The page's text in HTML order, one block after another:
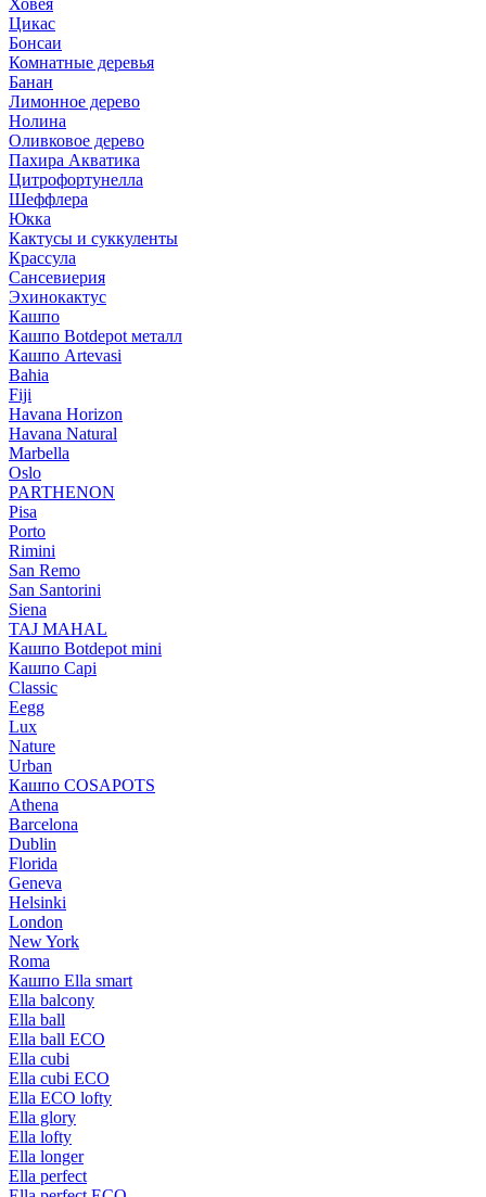
Цикас
Бонсаи
Комнатные деревья
Банан
Лимонное дерево
Нолина
Оливковое дерево
Пахира Акватика
Цитрофортунелла
Шеффлера
Юкка
Кактусы и суккуленты
Крассула
Сансевиерия
Эхинокактус
Кашпо
Кашпо Botdepot металл
Кашпо Artevasi
Bahia
Fiji
Havana Horizon
Havana Natural
Marbella
Oslo
PARTHENON
Pisa
Porto
Rimini
San Remo
San Santorini
Siena
TAJ MAHAL
Кашпо Botdepot mini
Кашпо Capi
Classic
Eegg
Lux
Nature
Urban
Кашпо COSAPOTS
Athena
Barcelona
Dublin
Florida
Geneva
Helsinki
London
New York
Roma
Кашпо Ella smart
Ella balcony
Ella ball
Ella ball ECO
Ella cubi
Ella cubi ECO
Ella ECO lofty
Ella glory
Ella lofty
Ella longer
Ella perfect